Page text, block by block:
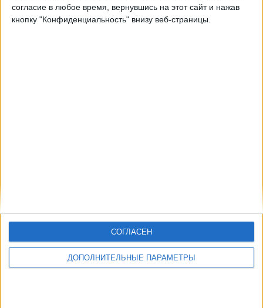
согласие в любое время, вернувшись на этот сайт и нажав
кнопку "Конфиденциальность" внизу веб-страницы.
ДОПОЛНИТЕЛЬНЫЕ ПАРАМЕТРЫ
СОГЛАСЕН
15:00 Западная региональная лига